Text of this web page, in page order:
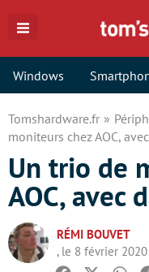
Windows
Tomshardware.fr
moniteurs chez AOC,
Un trio de
AOC, avec
RÉMI BOUVET
, le 8 février 2020